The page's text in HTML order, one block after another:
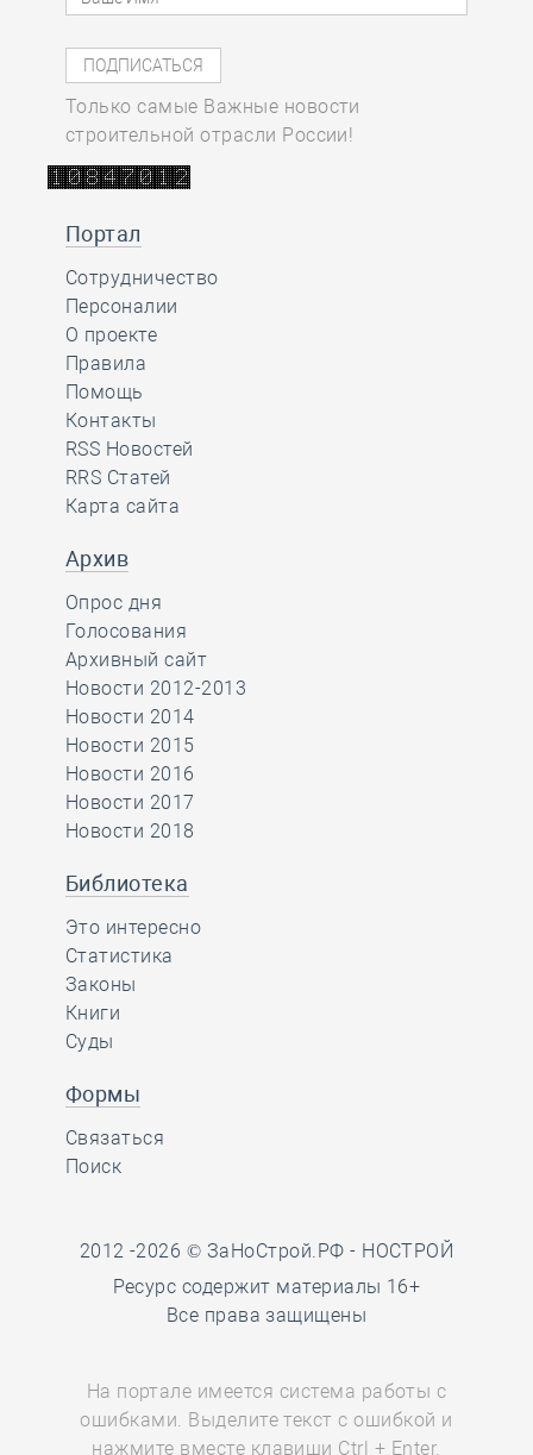
Только самые Важные новости
строительной отрасли России!
Портал
Сотрудничество
Персоналии
О проекте
Правила
Помощь
Контакты
RSS Новостей
RRS Статей
Карта сайта
Архив
Опрос дня
Голосования
Архивный сайт
Новости 2012-2013
Новости 2014
Новости 2015
Новости 2016
Новости 2017
Новости 2018
Библиотека
Это интересно
Статистика
Законы
Книги
Суды
Формы
Связаться
Поиск
2012 -2026 © ЗаНоСтрой.РФ - НОСТРОЙ
Ресурс содержит материалы 16+
Все права защищены
На портале имеется система работы с
ошибками. Выделите текст с ошибкой и
нажмите вместе клавиши Ctrl + Enter.